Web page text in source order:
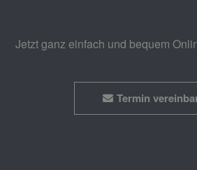
Jetzt ganz einfach und bequem
Termin